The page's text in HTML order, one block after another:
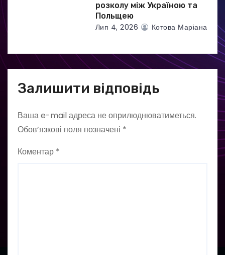
розколу між Україною та
Польщею
Лип 4, 2026 Котова Маріана
Залишити відповідь
Ваша e-mail адреса не оприлюднюватиметься.
Обов’язкові поля позначені *
Коментар *